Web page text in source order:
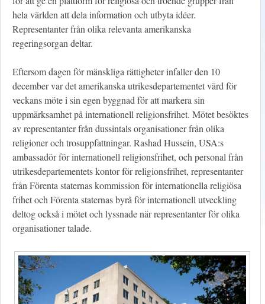
hela världen att dela information och utbyta idéer.
Representanter från olika relevanta amerikanska
regeringsorgan deltar.
Eftersom dagen för mänskliga rättigheter infaller den 10
december var det amerikanska utrikesdepartementet värd för
veckans möte i sin egen byggnad för att markera sin
uppmärksamhet på internationell religionsfrihet. Mötet besöktes
av representanter från dussintals organisationer från olika
religioner och trosuppfattningar. Rashad Hussein, USA:s
ambassadör för internationell religionsfrihet, och personal från
utrikesdepartementets kontor för religionsfrihet, representanter
från Förenta staternas kommission för internationella religiösa
frihet och Förenta staternas byrå för internationell utveckling
deltog också i mötet och lyssnade när representanter för olika
organisationer talade.